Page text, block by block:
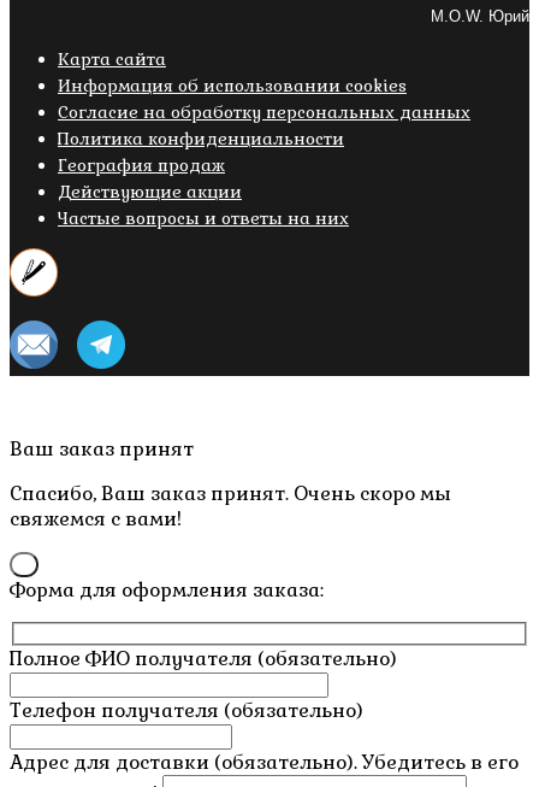
M.O.W. Юрий
Карта сайта
Информация об использовании cookies
Cогласие на обработку персональных данных
Политика конфиденциальности
География продаж
Действующие акции
Частые вопросы и ответы на них
Пролистать
Ваш заказ принят
Спасибо, Ваш заказ принят. Очень скоро мы
свяжемся с вами!
Форма для оформления заказа:
Полное ФИО получателя (обязательно)
Телефон получателя (обязательно)
Адрес для доставки (обязательно). Убедитесь в его